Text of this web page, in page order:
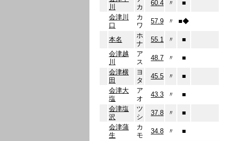
川
カ
60.4 〃
■
会津川
口
カ
ワ
57.9 〃 ■◆
本名
ホ
ナ
55.1 〃
■
会津越
川
ア
ス
48.7 〃
■
会津横
田
ヨ
タ
45.5 〃
■
会津大
塩
ア
オ
43.3 〃
■
会津塩
沢
ツ
シ
37.8 〃
■
会津蒲
生
カ
モ
34.8 〃 ■